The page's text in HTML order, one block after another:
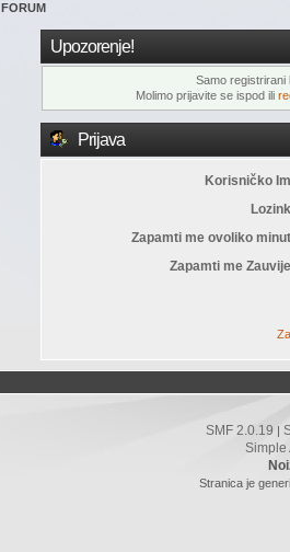
Upozorenje!
Samo registrirani
Molimo prijavite se ispod ili
Prijava
Korisničko
Zapamti me ovoliko
Zapamti me
SMF 2.0.19
Simple
Stranica je